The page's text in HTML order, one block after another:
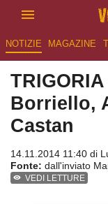
NOTIZIE MAGAZINE
Borriello,
Castan
14.11.2014 11:40 di
Fonte: dall'inviato
VEDI LETTURE